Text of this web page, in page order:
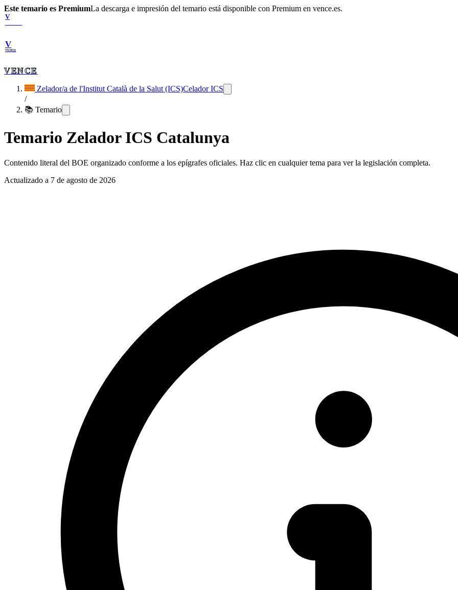
Este temario es PremiumLa descarga e impresión del temario está disponible con Premium en vence.es.
V
V
VENCE
VENCE
Zelador/a de l'Institut Català de la Salut (ICS)Celador ICS
/
📚 Temario
Temario Zelador ICS Catalunya
Contenido literal del BOE organizado conforme a los epígrafes oficiales. Haz clic en cualquier tema para ver la legislación completa.
Actualizado a 7 de agosto de 2026